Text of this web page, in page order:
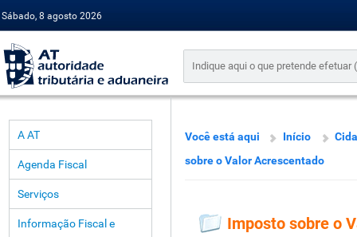
Sábado, 8 agosto 2026
A AT
Agenda Fiscal
Serviços
Informação Fiscal e
Você está aqui Início
sobre o Valor Acrescentado
Imposto sobre o